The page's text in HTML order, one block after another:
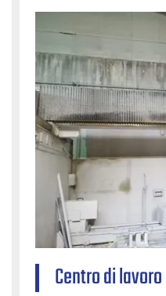
Centro di